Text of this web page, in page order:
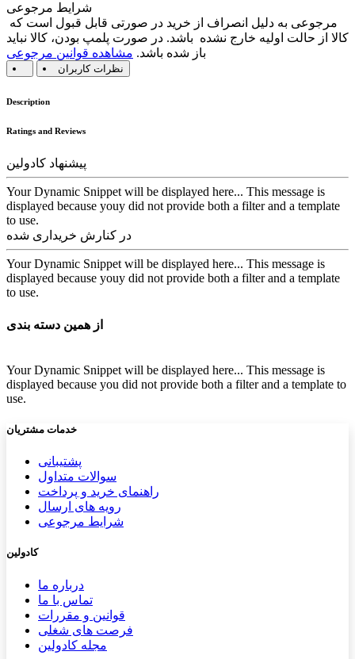
شرایط مرجوعی
کالا از حالت اولیه خارج نشده باشد. در صورت پلمپ بودن، کالا نباید
باز شده باشد. مشاهده قوانین مرجوعی
نظرات کاربران
Description
Ratings and Reviews
پیشنهاد کادولین
Your Dynamic Snippet will be displayed here... This message is
displayed because youy did not provide both a filter and a template
to use.
در کنارش خریداری شده
Your Dynamic Snippet will be displayed here... This message is
displayed because youy did not provide both a filter and a template
to use.
از همین دسته بندی
Your Dynamic Snippet will be displayed here... This message is
displayed because you did not provide both a filter and a template to
use.
خدمات مشتریان
پشتیب​​انی
سوالات متداول
راهنمای خرید و پرداخت
رویه های ارسال
شرایط مرجوعی
کادولین
درباره ما
تماس با ما
قوانین و مقررات
فرصت های شغلی
مجله کادولین